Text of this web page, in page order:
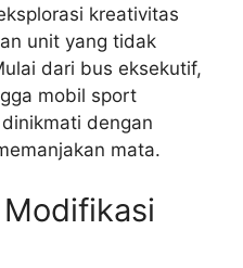
kreativitas
unit yang tidak
dari bus eksekutif,
mobil sport
dengan
mata.